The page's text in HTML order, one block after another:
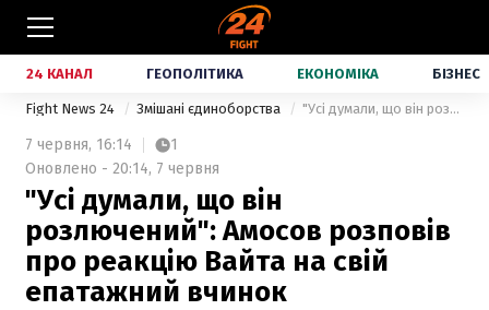
24 КАНАЛ ГЕОПОЛІТИКА ЕКОНОМІКА БІЗНЕС
Fight News 24 Змішані єдиноборства "Усі думали, що він розлючений": Амосов розповів про реакцію Вайта на свій епатажний вчинок
7 червня, 16:14
1
Оновлено - 20:14, 7 червня
"Усі думали, що він
розлючений": Амосов розповів
про реакцію Вайта на свій
епатажний вчинок